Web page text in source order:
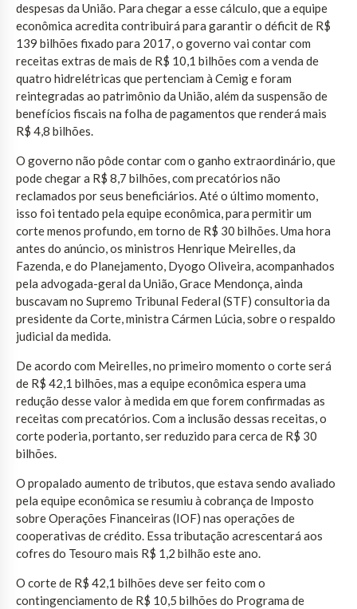
despesas da União. Para chegar a esse cálculo, que a equipe
econômica acredita contribuirá para garantir o déficit de R$
139 bilhões fixado para 2017, o governo vai contar com
receitas extras de mais de R$ 10,1 bilhões com a venda de
quatro hidrelétricas que pertenciam à Cemig e foram
reintegradas ao patrimônio da União, além da suspensão de
benefícios fiscais na folha de pagamentos que renderá mais
R$ 4,8 bilhões.
O governo não pôde contar com o ganho extraordinário, que
pode chegar a R$ 8,7 bilhões, com precatórios não
reclamados por seus beneficiários. Até o último momento,
isso foi tentado pela equipe econômica, para permitir um
corte menos profundo, em torno de R$ 30 bilhões. Uma hora
antes do anúncio, os ministros Henrique Meirelles, da
Fazenda, e do Planejamento, Dyogo Oliveira, acompanhados
pela advogada-geral da União, Grace Mendonça, ainda
buscavam no Supremo Tribunal Federal (STF) consultoria da
presidente da Corte, ministra Cármen Lúcia, sobre o respaldo
judicial da medida.
De acordo com Meirelles, no primeiro momento o corte será
de R$ 42,1 bilhões, mas a equipe econômica espera uma
redução desse valor à medida em que forem confirmadas as
receitas com precatórios. Com a inclusão dessas receitas, o
corte poderia, portanto, ser reduzido para cerca de R$ 30
bilhões.
O propalado aumento de tributos, que estava sendo avaliado
pela equipe econômica se resumiu à cobrança de Imposto
sobre Operações Financeiras (IOF) nas operações de
cooperativas de crédito. Essa tributação acrescentará aos
cofres do Tesouro mais R$ 1,2 bilhão este ano.
O corte de R$ 42,1 bilhões deve ser feito com o
contingenciamento de R$ 10,5 bilhões do Programa de